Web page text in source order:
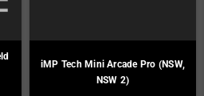
iMP Tech Mini Arcade Pro (NSW,
NSW 2)